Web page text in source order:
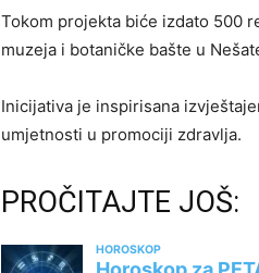
Tokom projekta biće izdato 500
muzeja i botaničke bašte u
Inicijativa je inspirisana
umjetnosti u promociji zdravlja.
PROČITAJTE JOŠ: